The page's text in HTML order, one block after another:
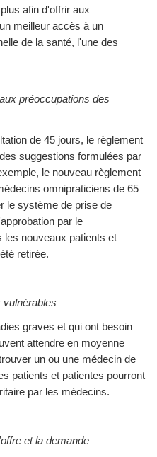
afin d'offrir aux
meilleur accès à un
de la santé, l'une des
préoccupations des
de 45 jours, le règlement
suggestions formulées par
le nouveau règlement
omnipraticiens de 65
le système de prise de
par le
les nouveaux patients et
retirée.
vulnérables
graves et qui ont besoin
attendre en moyenne
un ou une médecin de
patients et patientes pourront
par les médecins.
et la demande